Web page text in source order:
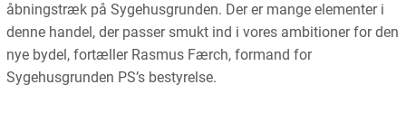
åbningstræk på Sygehusgrunden. Der er mange elementer i
denne handel, der passer smukt ind i vores ambitioner for den
nye bydel, fortæller Rasmus Færch, formand for
Sygehusgrunden PS’s bestyrelse.